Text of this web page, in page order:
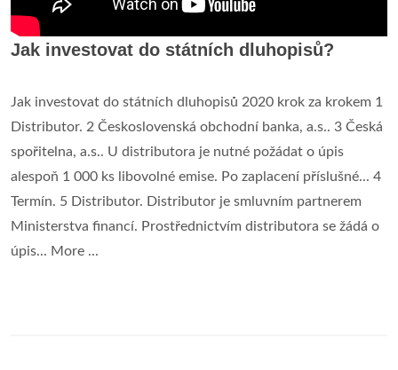
Jak investovat do státních dluhopisů?
Jak investovat do státních dluhopisů 2020 krok za krokem 1
Distributor. 2 Československá obchodní banka, a.s.. 3 Česká
spořitelna, a.s.. U distributora je nutné požádat o úpis
alespoň 1 000 ks libovolné emise. Po zaplacení příslušné... 4
Termín. 5 Distributor. Distributor je smluvním partnerem
Ministerstva financí. Prostřednictvím distributora se žádá o
úpis... More ...